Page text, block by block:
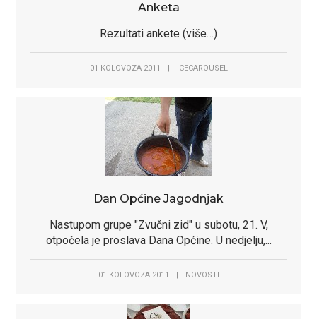
Anketa
Rezultati ankete (više…)
01 KOLOVOZA 2011 ICECAROUSEL
Dan Općine Jagodnjak
Nastupom grupe "Zvučni zid" u subotu, 21. V,
otpočela je proslava Dana Općine. U nedjelju,...
01 KOLOVOZA 2011 NOVOSTI